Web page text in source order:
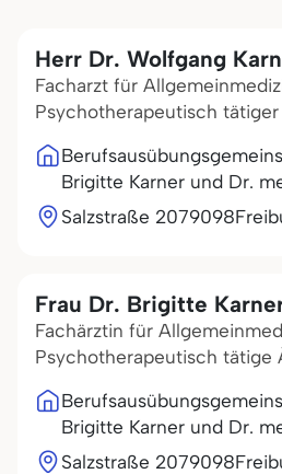
Herr Dr. Wolfgang
Facharzt für
Psychotherapeutisch
Brigitte Karner und Dr.
Salzstraße 2079098
Frau Dr. Brigitte
Fachärztin für
Psychotherapeutisch tätige
Brigitte Karner und Dr.
Salzstraße 2079098